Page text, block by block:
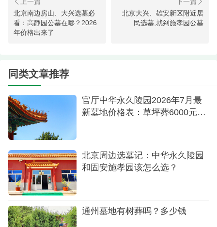
位、一方精致的卧碑，更是一棵伴生长的大树、一
片四季更迭的风景、一份真正“节地又减负”的安心。
没有隐形消费，没有后续高额管理费困扰，让普通
处。
02碑型造型：树葬专属卧式小碑｜小巧精
致，以树伴碑
与传统的直立式墓碑不同，这款产品采用的是
树葬专属卧式小碑。
墓碑平卧于地面，造型小巧、线条简约，不抢
眼、不突兀，自然地“伏”在树下，像是在大地上轻轻
写下的一个名字。它弱化了墓碑的视觉存在感，而
将目光引向旁边那棵挺拔的树——树是碑的背景，
碑是树的注脚。
北京南边房山、大兴选墓必
看：高静园公墓在哪？2026
年价格出来了
北京大兴、雄安新区附近居
民选墓,就到施孝园公墓
同类文章推荐
官厅中华永久陵园2026年7月最
新墓地价格表：草坪葬6000元起,
北京周边选墓记：中华永久陵园
和固安施孝园该怎么选？
通州墓地有树葬吗？多少钱